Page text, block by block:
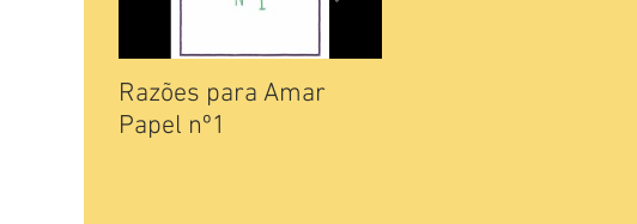
Razões para Amar
Papel nº1